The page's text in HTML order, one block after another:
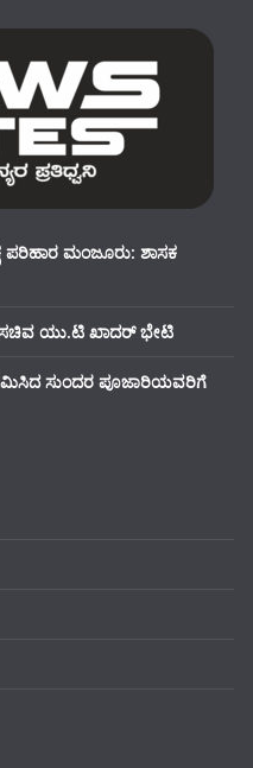
ಪರಿಹಾರ ಮಂಜೂರು: ಶಾಸಕ
ಯು.ಟಿ ಖಾದರ್ ಭೇಟಿ
ಸುಂದರ ಪೂಜಾರಿಯವರಿಗೆ